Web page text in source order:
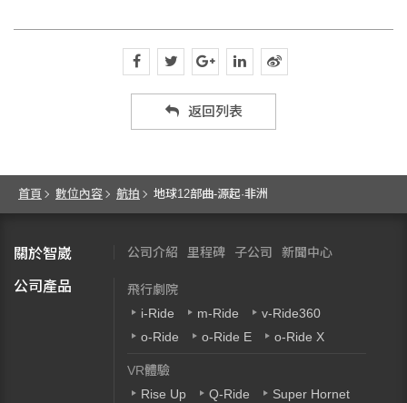
返回列表
首頁 數位內容 航拍 地球12部曲-源起·非洲
關於智崴 公司介紹 里程碑 子公司 新聞中心
公司產品
飛行劇院
i-Ride
m-Ride
v-Ride360
o-Ride
o-Ride E o-Ride X
VR體驗
Rise Up
Q-Ride Super Hornet